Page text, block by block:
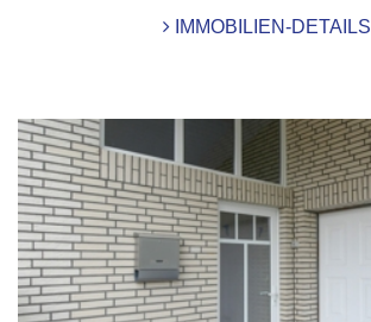
IMMOBILIEN-DETAILS